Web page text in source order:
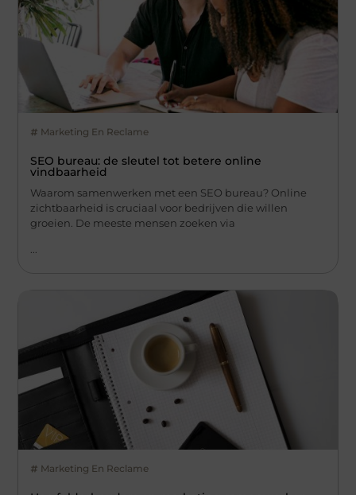
Marketing En Reclame
SEO bureau: de sleutel tot betere online
vindbaarheid
Waarom samenwerken met een SEO bureau? Online
zichtbaarheid is cruciaal voor bedrijven die willen
groeien. De meeste mensen zoeken via
Marketing En Reclame